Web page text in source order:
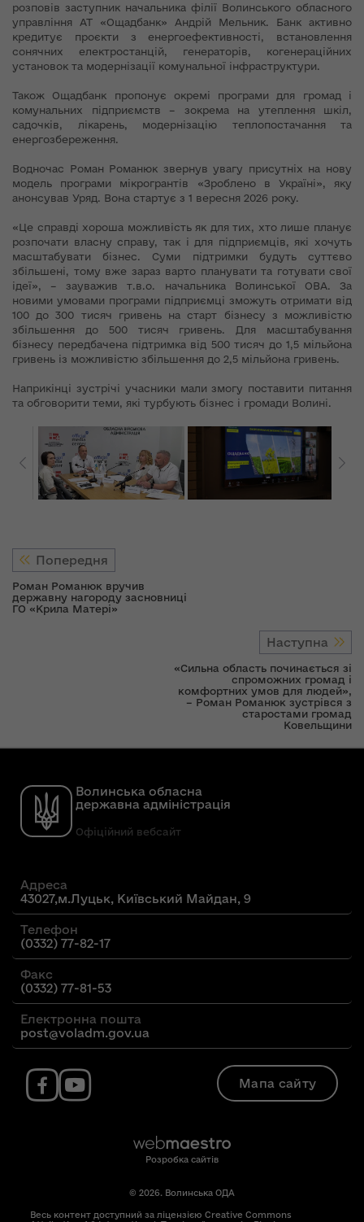
розповів заступник начальника філії Волинського обласного
управління АТ «Ощадбанк» Андрій Мельник. Банк активно
кредитує проєкти з енергоефективності, встановлення
сонячних електростанцій, генераторів, когенераційних
установок та модернізації комунальної інфраструктури.
Також Ощадбанк пропонує окремі програми для громад і
комунальних підприємств – зокрема на утеплення шкіл,
садочків, лікарень, модернізацію теплопостачання та
енергозбереження.
Водночас Роман Романюк звернув увагу присутніх на нову
модель програми мікрогрантів «Зроблено в Україні», яку
анонсував Уряд. Вона стартує з 1 вересня 2026 року.
«Це справді хороша можливість як для тих, хто лише планує
розпочати власну справу, так і для підприємців, які хочуть
масштабувати бізнес. Суми підтримки будуть суттєво
збільшені, тому вже зараз варто планувати та готувати свої
ідеї», – зауважив т.в.о. начальника Волинської ОВА. За
новими умовами програми підприємці зможуть отримати від
100 до 300 тисяч гривень на старт бізнесу з можливістю
збільшення до 500 тисяч гривень. Для масштабування
бізнесу передбачена підтримка від 500 тисяч до 1,5 мільйона
гривень із можливістю збільшення до 2,5 мільйона гривень.
Наприкінці зустрічі учасники мали змогу поставити питання
та обговорити теми, які турбують бізнес і громади Волині.
Попередня
Роман Романюк вручив
державну нагороду засновниці
ГО «Крила Матері»
Наступна
«Сильна область починається зі
спроможних громад і
комфортних умов для людей»,
– Роман Романюк зустрівся з
старостами громад
Ковельщини
Волинська обласна
державна адміністрація
Офіційний вебсайт
Адреса
43027,м.Луцьк, Київський Майдан, 9
Телефон
(0332) 77-82-17
Факс
(0332) 77-81-53
Електронна пошта
post@voladm.gov.ua
Мапа сайту
Розробка сайтів
© 2026. Волинська ОДА
Весь контент доступний за ліцензією Creative Commons